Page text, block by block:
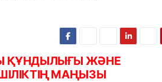
ҚҰНДЫЛЫҒЫ ЖӘНЕ
МАҢЫЗЫ